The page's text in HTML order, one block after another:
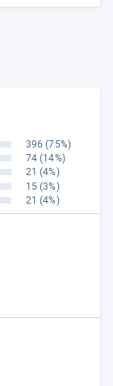
396 (75%)
74 (14%)
21 (4%)
15 (3%)
21 (4%)